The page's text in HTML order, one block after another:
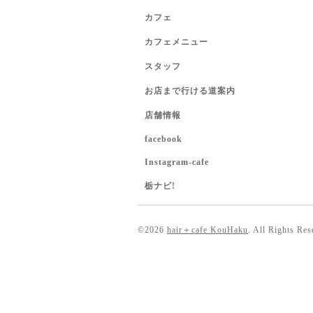
カフェ
カフェメニュー
スタッフ
お店まで行ける道案内
店舗情報
facebook
Instagram-cafe
栃ナビ!
©2026 hair＋cafe KouHaku. All Rights